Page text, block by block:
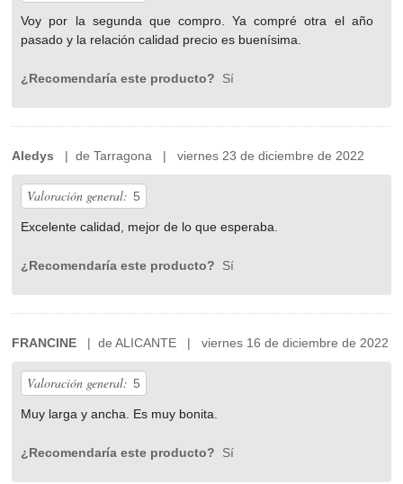
Voy por la segunda que compro. Ya compré otra el año
pasado y la relación calidad precio es buenísima.
¿Recomendaría este producto? Sí
Aledys | de Tarragona | viernes 23 de diciembre de 2022
Valoración general: 5
Excelente calidad, mejor de lo que esperaba.
¿Recomendaría este producto? Sí
FRANCINE | de ALICANTE | viernes 16 de diciembre de 2022
Valoración general: 5
Muy larga y ancha. Es muy bonita.
¿Recomendaría este producto? Sí